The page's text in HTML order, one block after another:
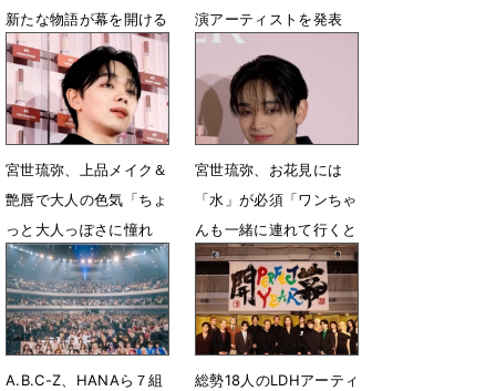
新たな物語が幕を開ける
5月14日 23時40分
演アーティストを発表
宮世琉弥、上品メイク＆
艶唇で大人の色気「ちょ
っと大人っぽさに憧れ
て」
4月4日 06時51分
宮世琉弥、お花見には
「水」が必須「ワンちゃ
んも一緒に連れて行くと
思うので」
3月27日 07時54分
A.B.C-Z、HANAら７組
総勢18人のLDHアーティ